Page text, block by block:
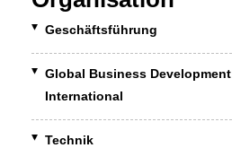
Geschäftsführung
Global Business Development
International
Technik